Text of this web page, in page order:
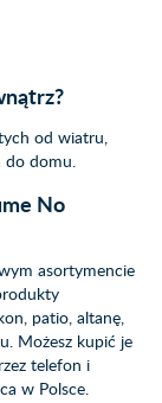
od wiatru,
domu.
No
asortymencie
patio, altanę,
Możesz kupić je
telefon i
w Polsce.